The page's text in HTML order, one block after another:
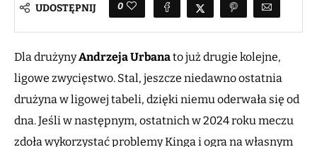
UDOSTĘPNIJ 0
Dla drużynyAndrzeja Urbanato już drugie kolejne,
ligowe zwycięstwo. Stal, jeszcze niedawno ostatnia
drużyna w ligowej tabeli, dzięki niemu oderwała się od
dna. Jeśli w następnym, ostatnich w 2024 roku meczu
zdoła wykorzystać problemy Kinga i ogra na własnym